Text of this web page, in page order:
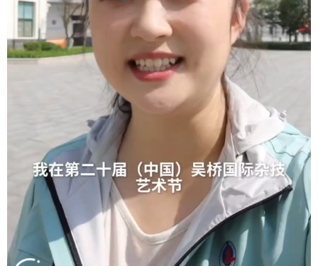
公益 一带一路 亚太网 上市公司
文化产业
天津 山西
辽宁 吉林 上海 江苏
浙江 安徽 福建 江西
河南 湖北 湖南
广东 海南 重庆